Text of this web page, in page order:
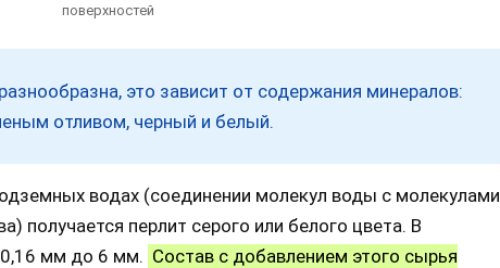
поверхностей
это зависит от содержания минералов:
отливом, черный и белый.
водах (соединении молекул воды с молекулами
получается перлит серого или белого цвета. В
0,16 мм до 6 мм. Состав с добавлением этого сырья